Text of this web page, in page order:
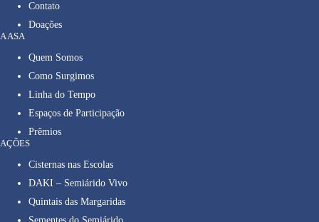
Contato
Doações
A ASA
Quem Somos
Como Surgimos
Linha do Tempo
Espaços de Participação
Prêmios
AÇÕES
Cisternas nas Escolas
DAKI – Semiárido Vivo
Quintais das Margaridas